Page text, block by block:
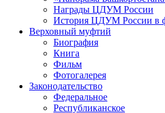
Награды ЦДУМ России
История ЦДУМ России в
Верховный муфтий
Биография
Книга
Фильм
Фотогалерея
Законодательство
Федеральное
Республиканское